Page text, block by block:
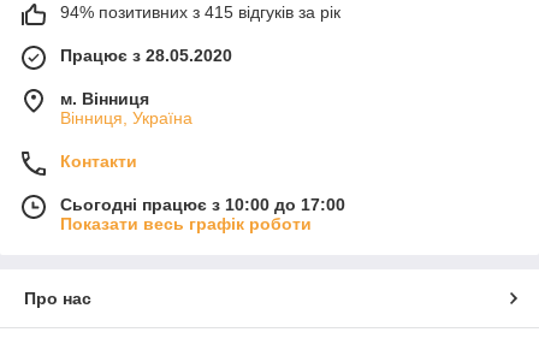
94% позитивних з 415 відгуків за рік
Працює з 28.05.2020
м. Вінниця
Вінниця, Україна
Контакти
Сьогодні працює з 10:00 до 17:00
Показати весь графік роботи
Про нас